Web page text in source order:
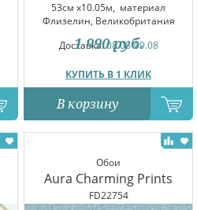
53см x10.05м, материал
Флизелин, Великобритания
Доставка:08.08-09.08
КУПИТЬ В 1 КЛИК
1 990 руб.
В корзину
Обои
Aura Charming Prints
FD22754